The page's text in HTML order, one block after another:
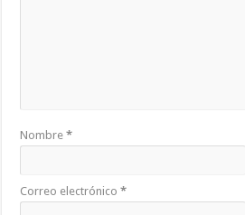
Nombre*
Correo electrónico*